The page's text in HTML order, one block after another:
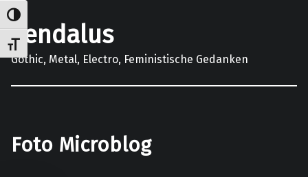
Umschalten auf hohe Kontraste
Schrift vergrößern
gendalus
Gothic, Metal, Electro, Feministische Gedanken
Foto Microblog